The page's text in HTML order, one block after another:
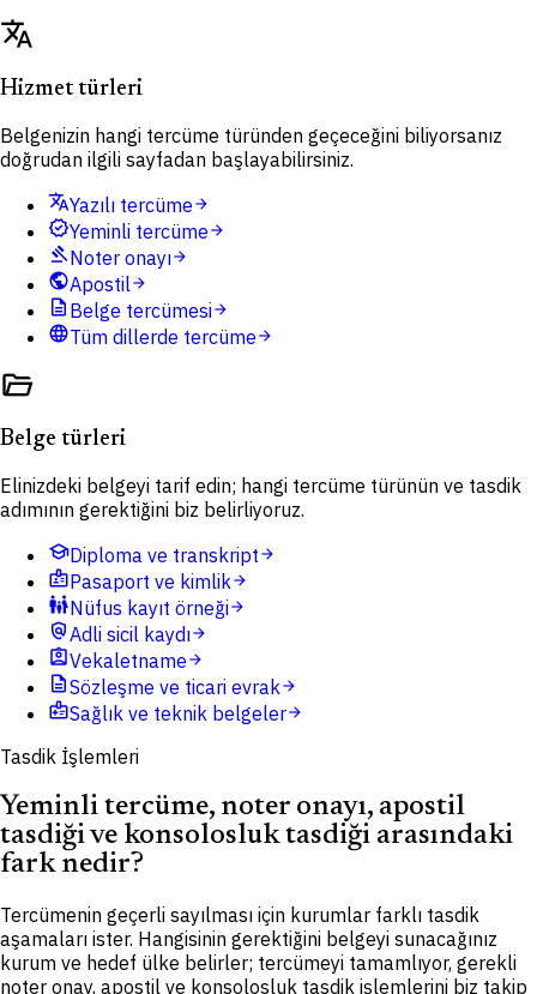
translate
Hizmet türleri
Belgenizin hangi tercüme türünden geçeceğini biliyorsanız
doğrudan ilgili sayfadan başlayabilirsiniz.
translateYazılı tercümearrow_forward
verifiedYeminli tercümearrow_forward
gavelNoter onayıarrow_forward
publicApostilarrow_forward
description Belge tercümesiarrow_forward
languageTüm dillerde tercümearrow_forward
folder_open
Belge türleri
Elinizdeki belgeyi tarif edin; hangi tercüme türünün ve tasdik
adımının gerektiğini biz belirliyoruz.
schoolDiploma ve transkriptarrow_forward
badgePasaport ve kimlikarrow_forward
family_restroomNüfus kayıt örneğiarrow_forward
policyAdli sicil kaydıarrow_forward
assignment_indVekaletnamearrow_forward
descriptionSözleşme ve ticari evrakarrow_forward
medical_informationSağlık ve teknik belgelerarrow_forward
Tasdik İşlemleri
Yeminli tercüme, noter onayı, apostil
tasdiği ve konsolosluk tasdiği arasındaki
fark nedir?
Tercümenin geçerli sayılması için kurumlar farklı tasdik
aşamaları ister. Hangisinin gerektiğini belgeyi sunacağınız
kurum ve hedef ülke belirler; tercümeyi tamamlıyor, gerekli
noter onay, apostil ve konsolosluk tasdik işlemlerini biz takip